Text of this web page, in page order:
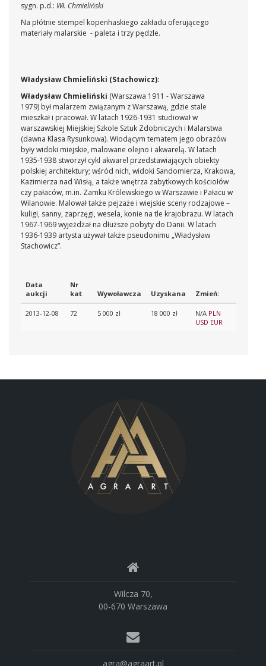
sygn. p.d.: Wł. Chmieliński
Na płótnie stempel kopenhaskiego zakładu oferującego
materiały malarskie - paleta i trzy pędzle.
Władysław Chmieliński (Stachowicz):
Władysław Chmieliński (Warszawa 1911 - Warszawa
1979) był malarzem związanym z Warszawą, gdzie stale
mieszkał i pracował. W latach 1926-1931 studiował w
warszawskiej Miejskiej Szkole Sztuk Zdobniczych i Malarstwa
(dawna Klasa Rysunkowa). Wiodącym tematem jego obrazów
były widoki miejskie, malowane olejno i akwarelą. W latach
1935-1938 stworzył cykl akwarel przedstawiających obiekty
polskiej architektury; wśród nich, widoki Sandomierza, Krakowa,
Kazimierza nad Wisłą, a także wnętrza zabytkowych kościołów
czy pałaców, m.in. Zamku Królewskiego w Warszawie i Pałacu w
Wilanowie. Malował także pejzaże i wiejskie sceny rodzajowe –
kuligi, sanny, zaprzęgi, wesela, konie na tle krajobrazu. W latach
1967-1969 wyjeżdżał na dłuższe pobyty do Danii. W latach
1936-1939 artysta używał także pseudonimu „Władysław
Stachowicz”.
Data
aukcji
Nr
kat
Wywoławcza Uzyskana Zmień:
2013-12-08 72 5 000 zł 18 000 zł N/A PLN
USD EUR
Wilcza 70,
00-670 Warszawa
agra@agraart.pl